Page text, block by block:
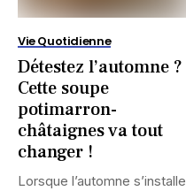
Vie Quotidienne
Détestez l’automne ?
Cette soupe
potimarron-
châtaignes va tout
changer !
Lorsque l’automne s’installe